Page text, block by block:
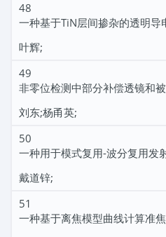
48
一种基于TiN层间掺杂的透明导
叶辉;
49
非零位检测中部分补偿透镜和
刘东;杨甬英;
50
一种用于模式复用-波分复用发
戴道锌;
51
一种基于离焦模型曲线计算准